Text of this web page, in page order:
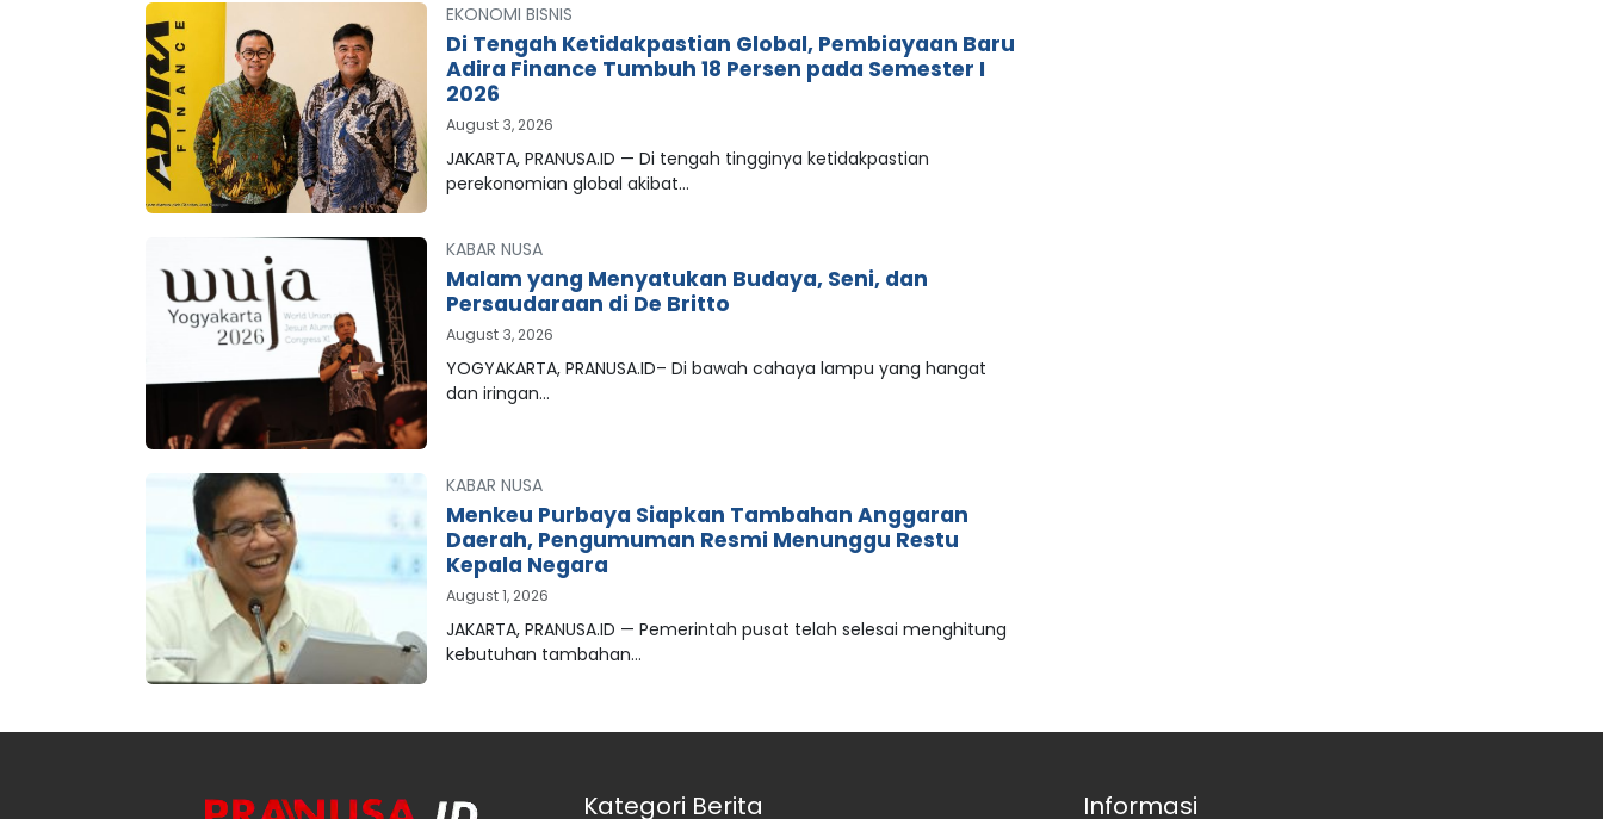
EKONOMI BISNIS
Di Tengah Ketidakpastian Global, Pembiayaan Baru
Adira Finance Tumbuh 18 Persen pada Semester I
2026
August 3, 2026
JAKARTA, PRANUSA.ID — Di tengah tingginya ketidakpastian
perekonomian global akibat…
KABAR NUSA
Malam yang Menyatukan Budaya, Seni, dan
Persaudaraan di De Britto
August 3, 2026
YOGYAKARTA, PRANUSA.ID– Di bawah cahaya lampu yang hangat
dan iringan…
KABAR NUSA
Menkeu Purbaya Siapkan Tambahan Anggaran
Daerah, Pengumuman Resmi Menunggu Restu
Kepala Negara
August 1, 2026
JAKARTA, PRANUSA.ID — Pemerintah pusat telah selesai menghitung
kebutuhan tambahan…
Kategori Berita Informasi